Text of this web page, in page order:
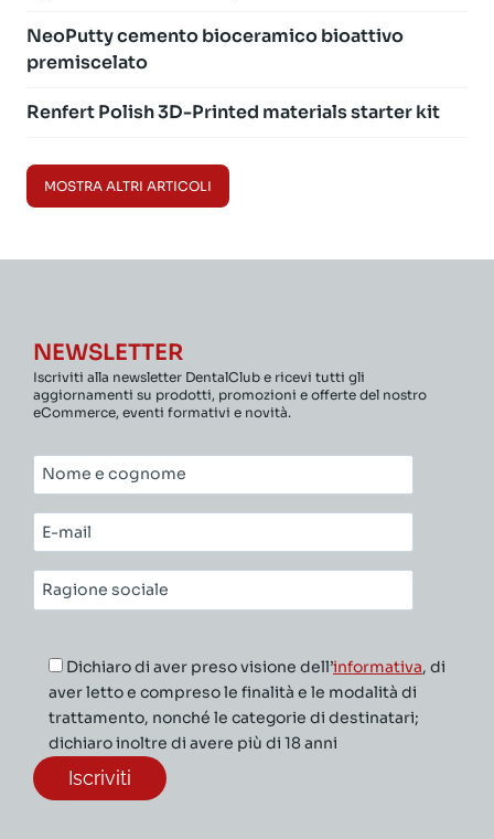
NeoPutty cemento bioceramico bioattivo
premiscelato
Renfert Polish 3D-Printed materials starter kit
MOSTRA ALTRI ARTICOLI
NEWSLETTER
Iscriviti alla newsletter DentalClub e ricevi tutti gli
aggiornamenti su prodotti, promozioni e offerte del nostro
eCommerce, eventi formativi e novità.
Nome
e
cognome*
E-
mail*
Ragione
sociale*
Dichiaro di aver preso visione dell’informativa, di
aver letto e compreso le finalità e le modalità di
trattamento, nonché le categorie di destinatari;
dichiaro inoltre di avere più di 18 anni